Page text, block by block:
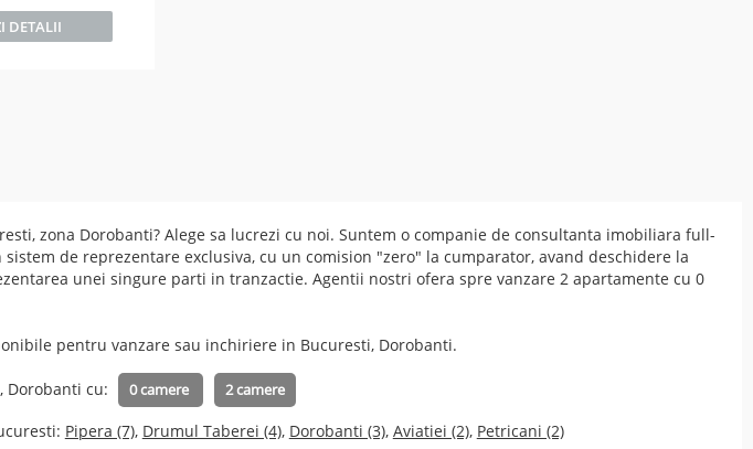
DETALII
zona Dorobanti? Alege sa lucrezi cu noi. Suntem o companie de consultanta imobiliara full-
de reprezentare exclusiva, cu un comision "zero" la cumparator, avand deschidere la
unei singure parti in tranzactie. Agentii nostri ofera spre vanzare 2 apartamente cu 0
pentru vanzare sau inchiriere in Bucuresti, Dorobanti.
Dorobanti cu: 0 camere 2 camere
Pipera (7), Drumul Taberei (4), Dorobanti (3), Aviatiei (2), Petricani (2)